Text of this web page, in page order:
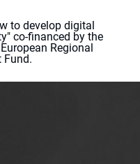
to develop digital
co-financed by the
Regional
Fund.